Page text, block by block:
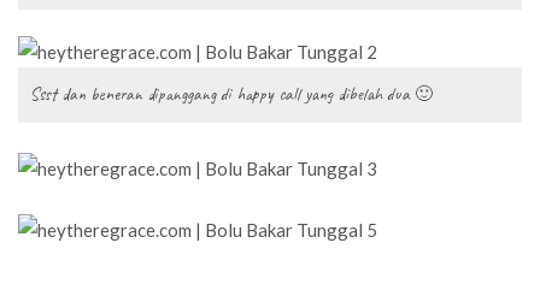
Ssst dan beneran dipanggang di happy call yang dibelah dua 🙂